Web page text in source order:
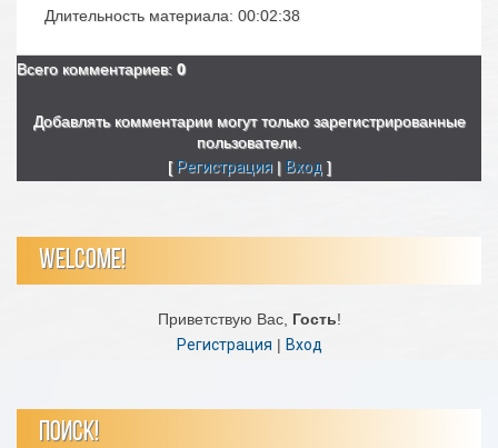
Длительность материала: 00:02:38
Всего комментариев: 0
Добавлять комментарии могут только зарегистрированные
пользователи.
[ Регистрация| Вход ]
WELCOME!
Приветствую Вас, Гость!
Регистрация | Вход
ПОИСК!